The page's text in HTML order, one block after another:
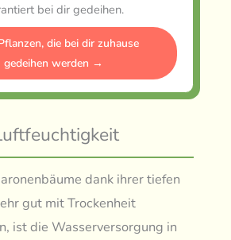
bei dir gedeihen.
die bei dir zuhause
gedeihen werden →
dank ihrer tiefen
gut mit Trockenheit
ist die Wasserversorgung in